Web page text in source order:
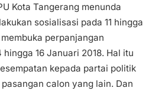
Kota Tangerang menunda
sosialisasi pada 11 hingga
perpanjangan
16 Januari 2018. Hal itu
kepada partai politik
calon yang lain. Dan